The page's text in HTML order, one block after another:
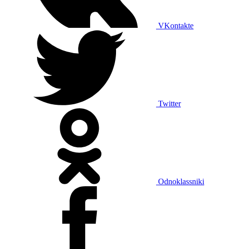
VKontakte
Twitter
Odnoklassniki